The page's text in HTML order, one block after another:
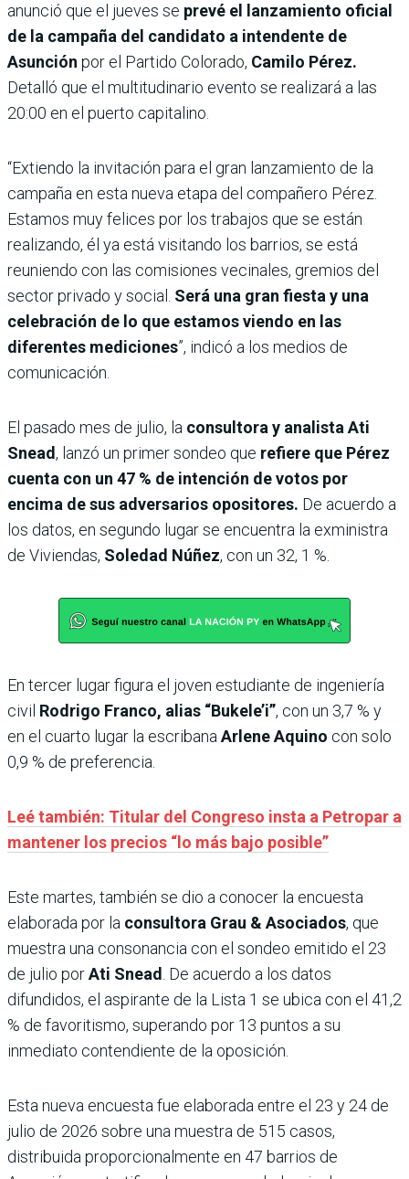
anunció que el jueves se prevé el lanzamiento oficial
de la campaña del candidato a intendente de
Asunción por el Partido Colorado, Camilo Pérez.
Detalló que el multitudinario evento se realizará a las
20:00 en el puerto capitalino.
“Extiendo la invitación para el gran lanzamiento de la
campaña en esta nueva etapa del compañero Pérez.
Estamos muy felices por los trabajos que se están
realizando, él ya está visitando los barrios, se está
reuniendo con las comisiones vecinales, gremios del
sector privado y social. Será una gran fiesta y una
celebración de lo que estamos viendo en las
diferentes mediciones”, indicó a los medios de
comunicación.
El pasado mes de julio, la consultora y analista Ati
Snead, lanzó un primer sondeo que refiere que Pérez
cuenta con un 47 % de intención de votos por
encima de sus adversarios opositores. De acuerdo a
los datos, en segundo lugar se encuentra la exministra
de Viviendas, Soledad Núñez, con un 32, 1 %.
En tercer lugar figura el joven estudiante de ingeniería
civil Rodrigo Franco, alias “Bukele’i”, con un 3,7 % y
en el cuarto lugar la escribana Arlene Aquino con solo
0,9 % de preferencia.
Leé también: Titular del Congreso insta a Petropar a
mantener los precios “lo más bajo posible”
Este martes, también se dio a conocer la encuesta
elaborada por la consultora Grau & Asociados, que
muestra una consonancia con el sondeo emitido el 23
de julio porAti Snead . De acuerdo a los datos
difundidos, el aspirante de la Lista 1 se ubica con el 41,2
% de favoritismo, superando por 13 puntos a su
inmediato contendiente de la oposición.
Esta nueva encuesta fue elaborada entre el 23 y 24 de
julio de 2026 sobre una muestra de 515 casos,
distribuida proporcionalmente en 47 barrios de